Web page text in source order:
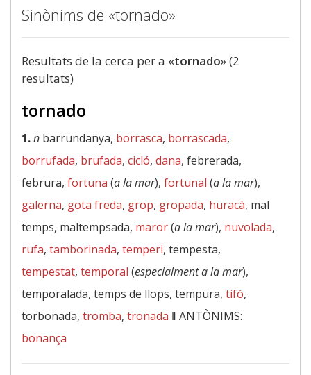
Sinònims de «tornado»
Resultats de la cerca per a «tornado» (2
resultats)
tornado
1.n barrundanya, borrasca, borrascada,
borrufada, brufada, cicló, dana, febrerada,
februra, fortuna (a la mar), fortunal (a la mar),
galerna, gota freda, grop, gropada, huracà, mal
temps, maltempsada, maror(a la mar), nuvolada,
rufa, tamborinada, temperi, tempesta,
tempestat, temporal (especialment a la mar),
temporalada, temps de llops, tempura, tifó,
torbonada, tromba, tronada ‖ ANTÒNIMS:
bonança